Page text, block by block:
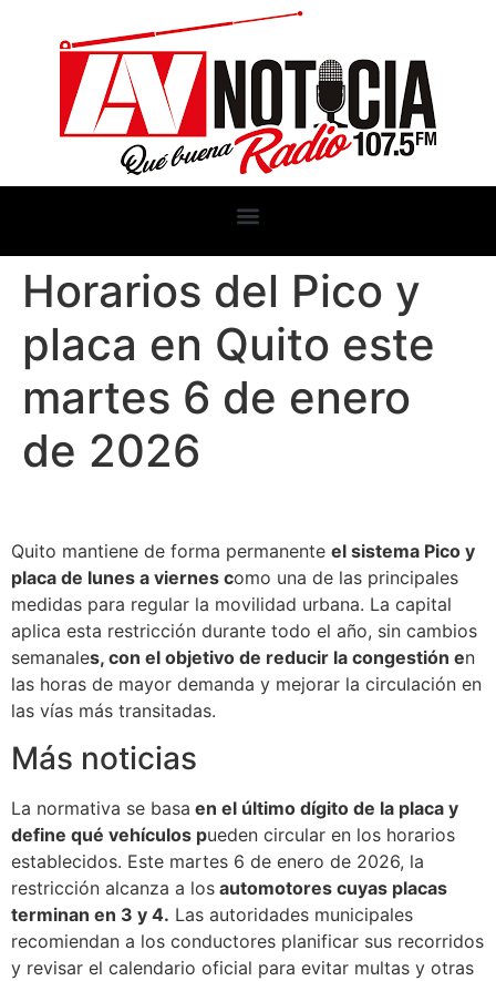
Horarios del Pico y
placa en Quito este
martes 6 de enero
de 2026
Quito mantiene de forma permanente el sistema Pico y
placa de lunes a viernes como una de las principales
medidas para regular la movilidad urbana. La capital
aplica esta restricción durante todo el año, sin cambios
semanales, con el objetivo de reducir la congestión en
las horas de mayor demanda y mejorar la circulación en
las vías más transitadas.
Más noticias
La normativa se basa en el último dígito de la placa y
define qué vehículos pueden circular en los horarios
establecidos. Este martes 6 de enero de 2026, la
restricción alcanza a los automotores cuyas placas
terminan en 3 y 4. Las autoridades municipales
recomiendan a los conductores planificar sus recorridos
y revisar el calendario oficial para evitar multas y otras